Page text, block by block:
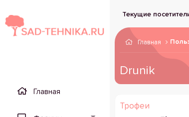
Главная
Текущие
Главная
Drunik
Трофеи